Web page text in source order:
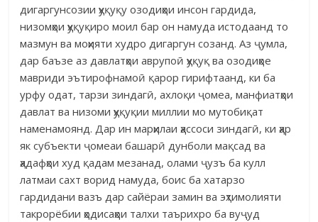
дигаргунсозии ҳуқуқу озодиҳои инсон гардида,
низомҳои ҳуқуқиро моил бар он намуда истодаанд то
мазмун ва моҳияти худро дигаргун созанд. Аз ҷумла,
дар баъзе аз давлатҳои аврупоӣ ҳуқуқ ва озодиҳое
мавриди эътирофнамоӣ қарор гирифтаанд, ки ба
урфу одат, тарзи зиндагӣ, ахлоқи ҷомеа, манфиатҳои
давлат ва низоми ҳуқуқии миллии мо мутобиқат
наменамоянд. Дар ин марҳилаи ҳассоси зиндагӣ, ки ҳар
як субъекти ҷомеаи башарӣ дунболи мақсад ва
ҳадафҳои худ қадам мезанад, олами ҷузъ ба кулл
латмаи сахт ворид намуда, боис ба хатарзо
гардидани вазъ дар сайёраи замин ва эҳтимолияти
такрорёбии ҳодисаҳои талхи таърихро ба вуҷуд